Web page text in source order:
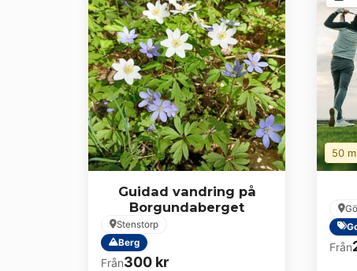
Guidad vandring på
Borgundaberget
Stenstorp
Berg
Från300 kr
50
Från